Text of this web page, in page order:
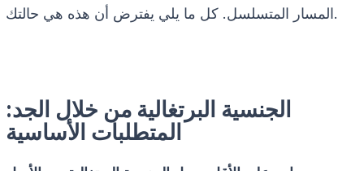
المسار المتسلسل. كل ما يلي يفترض أن هذه هي حالتك.
الجنسية البرتغالية من خلال الجد:
المتطلبات الأساسية